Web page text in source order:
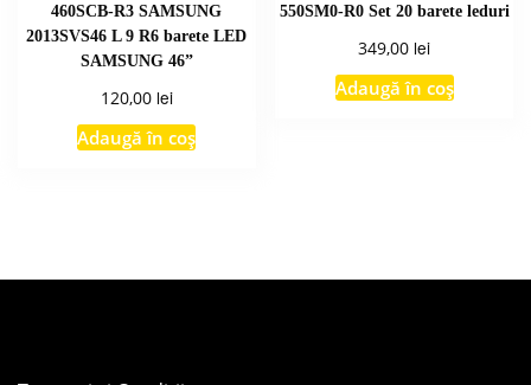
460SCB-R3 SAMSUNG
2013SVS46 L 9 R6 barete LED
SAMSUNG 46”
120,00 lei
Adaugă în coș
550SM0-R0 Set 20 barete leduri
349,00 lei
Adaugă în coș